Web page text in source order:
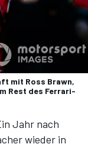
mit Ross Brawn,
Rest des Ferrari-
Jahr nach
wieder in